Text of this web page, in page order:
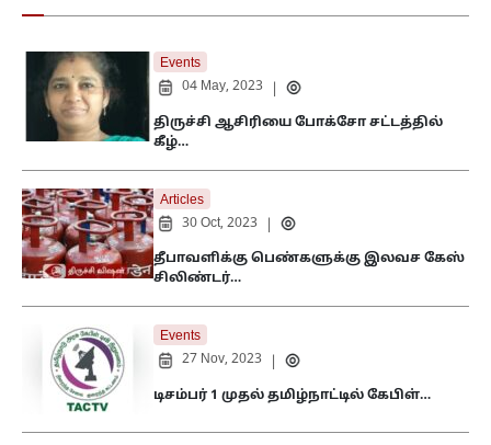
Events
04 May, 2023
திருச்சி ஆசிரியை போக்சோ சட்டத்தில்
கீழ்…
Articles
30 Oct, 2023
தீபாவளிக்கு பெண்களுக்கு இலவச கேஸ்
சிலிண்டர்…
Events
27 Nov, 2023
டிசம்பர் 1 முதல் தமிழ்நாட்டில் கேபிள்…